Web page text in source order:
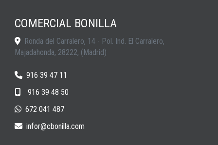
COMERCIAL BONILLA
Ronda del Carralero, 14 - Pol. Ind. El Carralero,
Majadahonda, 28222, (Madrid)
916 39 47 11
916 39 48 50
672 041 487
infor
cbonilla.com